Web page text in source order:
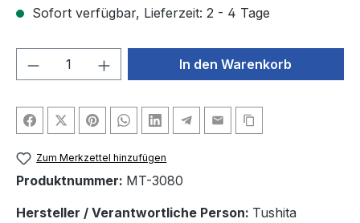
Sofort verfügbar, Lieferzeit: 2 - 4 Tage
Produkt Anzahl: Gib denIn den Warenkorb
Zum Merkzettel hinzufügen
Produktnummer: MT-3080
Hersteller / Verantwortliche Person: Tushita